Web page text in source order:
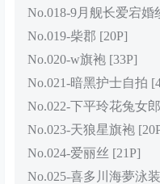
No.018-9月舰长爱宕婚
No.019-柴郡 [20P]
No.020-w旗袍 [33P]
No.021-暗黑护士自拍
No.022-下平玲花兔女
No.023-天狼星旗袍
No.024-爱丽丝 [21P]
No.025-喜多川海夢泳